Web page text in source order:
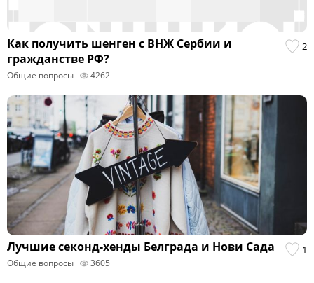
2
Как получить шенген с ВНЖ Сербии и
гражданстве РФ?
Общие вопросы 4262
1
Лучшие секонд-хенды Белграда и Нови Сада
Общие вопросы 3605